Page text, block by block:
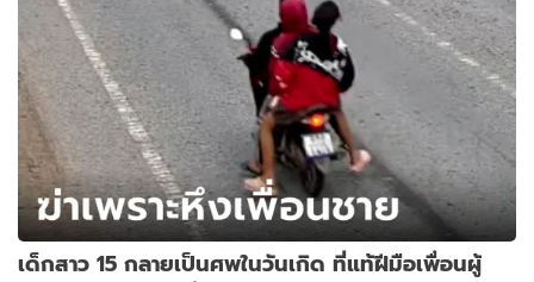
เด็กสาว 15 กลายเป็นศพในวันเกิด ที่แท้ฝีมือเพื่อนผู้